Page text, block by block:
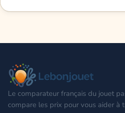
Le comparateur français du jouet
compare les prix pour vous aider à